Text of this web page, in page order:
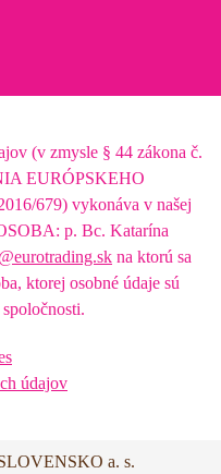
(v zmysle § 44 zákona č.
EURÓPSKEHO
679) vykonáva v našej
p. Bc. Katarína
na ktorú sa
ktorej osobné údaje sú
údajov
a. s.